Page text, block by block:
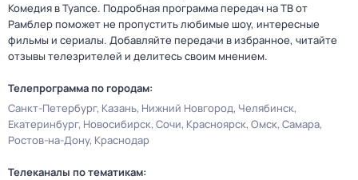
Комедия в Туапсе. Подробная программа передач на ТВ от
Рамблер поможет не пропустить любимые шоу, интересные
фильмы и сериалы. Добавляйте передачи в избранное, читайте
отзывы телезрителей и делитесь своим мнением.
Телепрограмма по городам:
Санкт-Петербург Казань Нижний Новгород Челябинск
Екатеринбург Новосибирск Сочи Красноярск Омск Самара
Ростов-на-Дону Краснодар
Телеканалы по тематикам: